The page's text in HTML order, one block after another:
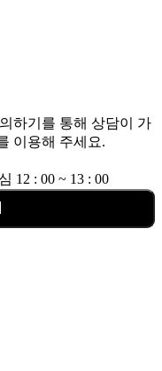
하기를 통해 상담이 가
이용해 주세요.
12 : 00 ~ 13 : 00